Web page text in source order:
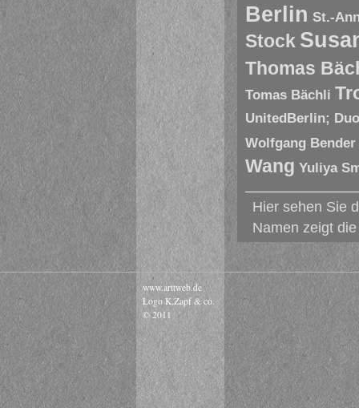
Berlin St.-
Stock
Thomas
Tomas Bächli
UnitedBerlin;
Wolfgang Bender
Wang Yuliya
Hier sehen Sie
Namen zeigt
www.arttweb.de
Logo K.Zapf & co.
© 2011